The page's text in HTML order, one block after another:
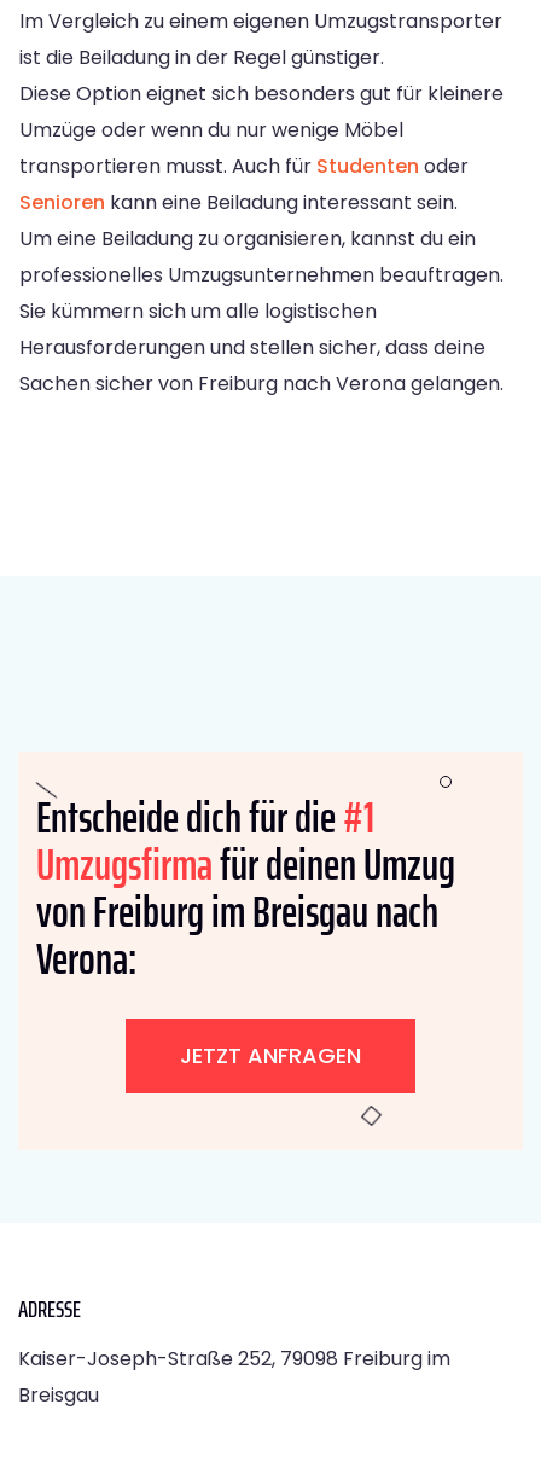
Im Vergleich zu einem eigenen Umzugstransporter
ist die Beiladung in der Regel günstiger.
Diese Option eignet sich besonders gut für kleinere
Umzüge oder wenn du nur wenige Möbel
transportieren musst. Auch für Studenten oder
Senioren kann eine Beiladung interessant sein.
Um eine Beiladung zu organisieren, kannst du ein
professionelles Umzugsunternehmen beauftragen.
Sie kümmern sich um alle logistischen
Herausforderungen und stellen sicher, dass deine
Sachen sicher von Freiburg nach Verona gelangen.
Entscheide dich für die#1
Umzugsfirmafür deinen Umzug
von Freiburg im Breisgau nach
Verona:
JETZT ANFRAGEN
ADRESSE
Kaiser-Joseph-Straße 252, 79098 Freiburg im
Breisgau